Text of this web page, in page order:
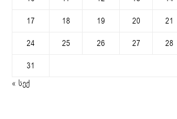
17
18 19 20 21
24
25 26 27 28
31
« სექ